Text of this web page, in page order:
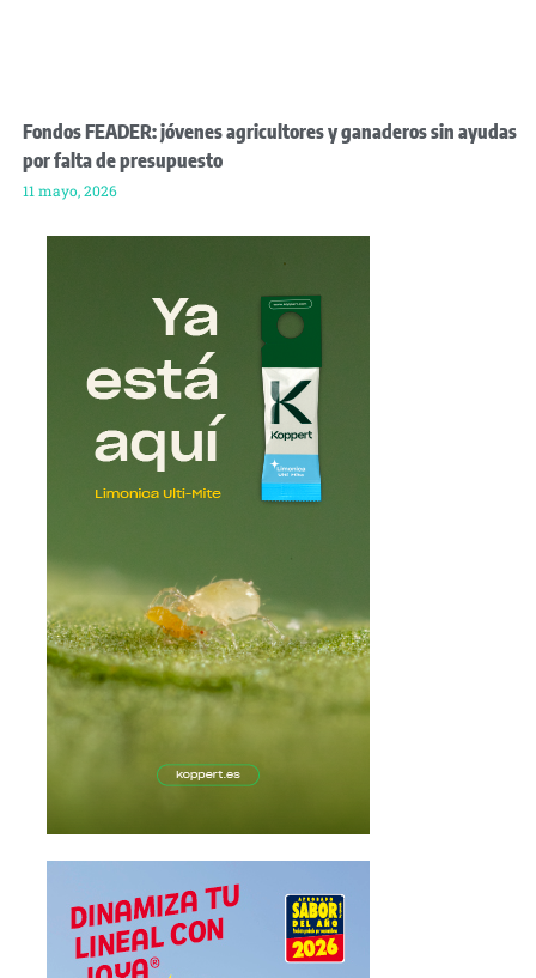
Fondos FEADER: jóvenes agricultores y ganaderos sin ayudas
por falta de presupuesto
11 mayo, 2026